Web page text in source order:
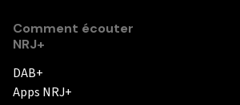
Comment écouter
NRJ+
DAB+
Apps NRJ+